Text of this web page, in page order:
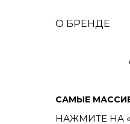
О БРЕНДЕ
САМЫЕ
НАЖМИТЕ НА